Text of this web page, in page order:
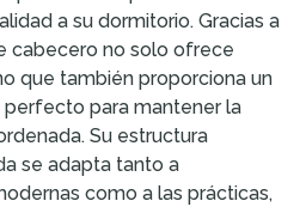
a su dormitorio. Gracias a
cabecero no solo ofrece
que también proporciona un
para mantener la
Su estructura
se adapta tanto a
como a las prácticas,